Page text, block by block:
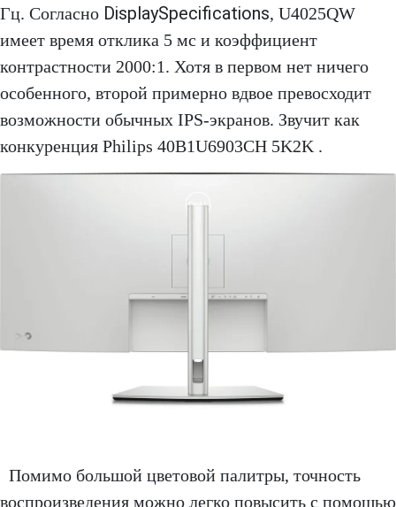
Гц. Согласно DisplaySpecifications, U4025QW
имеет время отклика 5 мс и коэффициент
контрастности 2000:1. Хотя в первом нет ничего
особенного, второй примерно вдвое превосходит
возможности обычных IPS-экранов. Звучит как
конкуренция Philips 40B1U6903CH 5K2K .
Помимо большой цветовой палитры, точность
воспроизведения можно легко повысить с помощью